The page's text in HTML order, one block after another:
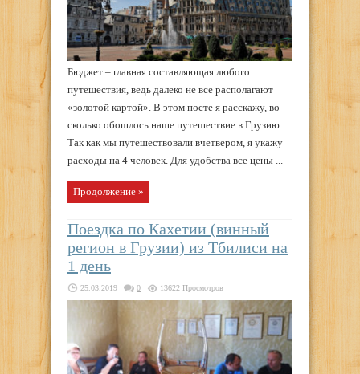
Бюджет – главная составляющая любого
путешествия, ведь далеко не все располагают
«золотой картой». В этом посте я расскажу, во
сколько обошлось наше путешествие в Грузию.
Так как мы путешествовали вчетвером, я укажу
расходы на 4 человек. Для удобства все цены ...
Продолжение »
Поездка по Кахетии (винный
регион в Грузии) из Тбилиси на
1 день
25.03.2019 0 13622 Просмотров